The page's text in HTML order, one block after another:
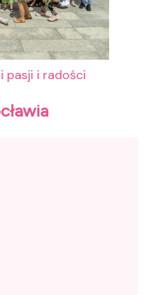
pasji i radości